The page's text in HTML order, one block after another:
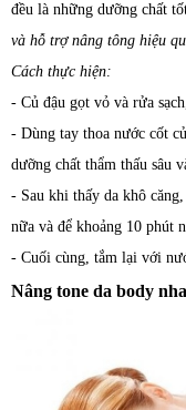
đều là những dưỡng chất
và hỗ trợ nâng tông hiệu
Cách thực hiện:
- Củ đậu gọt vỏ và rửa
- Dùng tay thoa nước cốt
dưỡng chất thẩm thấu sâu
- Sau khi thấy da khô
nữa và để khoảng 10 phút
- Cuối cùng, tắm lại với
Nâng tone da body